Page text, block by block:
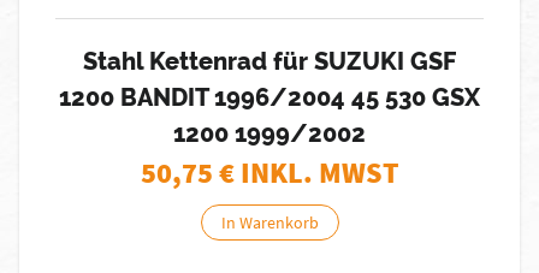
Stahl Kettenrad für SUZUKI GSF
1200 BANDIT 1996/2004 45 530 GSX
1200 1999/2002
50,75€ INKL. MWST
In Warenkorb